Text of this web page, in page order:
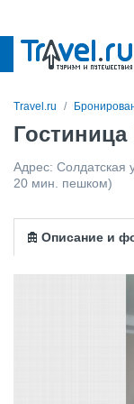
Travel.ru
Адрес: Солдатская
20 мин. пешком)
Описание и